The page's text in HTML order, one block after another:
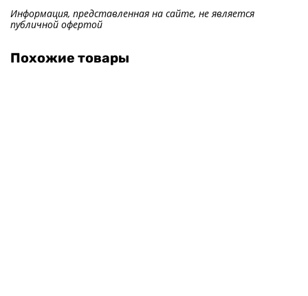
Информация, представленная на сайте, не является
публичной офертой
Похожие товары